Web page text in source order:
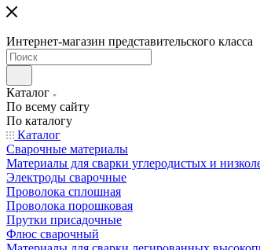
Интернет-магазин представительского класса
Каталог
По всему сайту
По каталогу
Каталог
Сварочные материалы
Материалы для сварки углеродистых и
Электроды сварочные
Проволока сплошная
Проволока порошковая
Прутки присадочные
Флюс сварочный